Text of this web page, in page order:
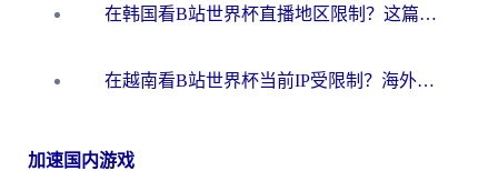
在韩国看B站世界杯直播地区限制？这篇指南让你告别“当前地区不可播放”
在越南看B站世界杯当前IP受限制？海外党体育观赛终极指南来了
加速国内游戏